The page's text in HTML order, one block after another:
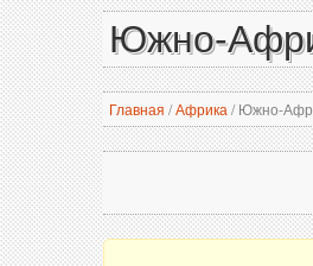
Южно-
Главная /Африка /Южно-